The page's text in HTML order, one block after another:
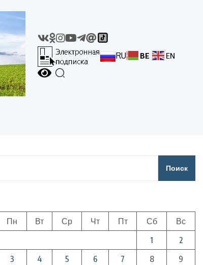
RU BE EN
Поиск
Пн Вт Ср Чт Пт Сб
Вс
1
2
3
4 5 6 7 8
9